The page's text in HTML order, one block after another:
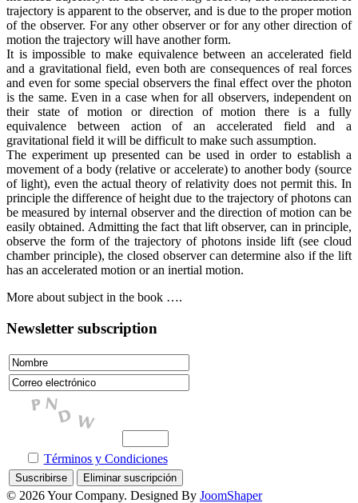
trajectory is apparent to the observer, and is due to the proper motion
of the observer. For any other observer or for any other direction of
motion the trajectory will have another form.
It is impossible to make equivalence between an accelerated field
and a gravitational field, even both are consequences of real forces
and even for some special observers the final effect over the photon
is the same. Even in a case when for all observers, independent on
their state of motion or direction of motion there is a fully
equivalence between action of an accelerated field and a
gravitational field it will be difficult to make such assumption.
The experiment up presented can be used in order to establish a
movement of a body (relative or accelerate) to another body (source
of light), even the actual theory of relativity does not permit this. In
principle the difference of height due to the trajectory of photons can
be measured by internal observer and the direction of motion can be
easily obtained. Admitting the fact that lift observer, can in principle,
observe the form of the trajectory of photons inside lift (see cloud
chamber principle), the closed observer can determine also if the lift
has an accelerated motion or an inertial motion.
More about subject in the book ….
Newsletter subscription
Términos y Condiciones
© 2026 Your Company. Designed By JoomShaper